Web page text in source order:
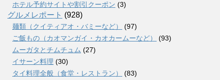
ホテル予約サイトや割引クーポン (3)
グルメレポート (928)
麺類（クイティアオ・バミーなど）
(97)
ご飯もの（カオマンガイ・カオカームーなど）
(93)
ムーガタとチムチュム (27)
イサーン料理 (30)
タイ料理全般（食堂・レストラン）
(83)